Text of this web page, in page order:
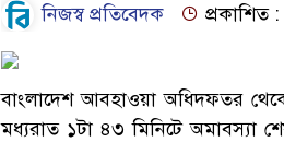
নিজস্ব প্রতিবেদক
বাংলাদেশ আবহাওয়া অধিদফতর
মধ্যরাত ১টা ৪৩ মিনিটে অমাবস্যা